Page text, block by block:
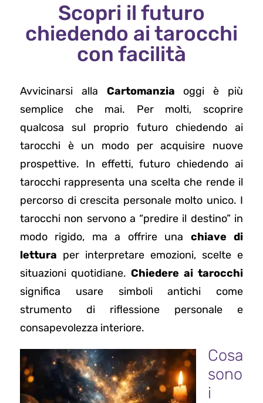
Scopri il futuro
chiedendo ai tarocchi
con facilità
Avvicinarsi alla Cartomanzia oggi è più
semplice che mai. Per molti, scoprire
qualcosa sul proprio futuro chiedendo ai
tarocchi è un modo per acquisire nuove
prospettive. In effetti, futuro chiedendo ai
tarocchi rappresenta una scelta che rende il
percorso di crescita personale molto unico. I
tarocchi non servono a “predire il destino” in
modo rigido, ma a offrire una chiave di
lettura per interpretare emozioni, scelte e
situazioni quotidiane. Chiedere ai tarocchi
significa usare simboli antichi come
strumento di riflessione personale e
consapevolezza interiore.
Cosa
sono
i